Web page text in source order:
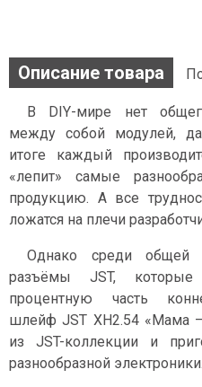
Описание товара
В DIY-мире нет
между собой модулей,
итоге каждый
«лепит» самые
продукцию. А все
ложатся на плечи
Однако среди общей
разъёмы JST, которые
процентную часть
шлейф JST XH2.54 «Мама
из JST-коллекции и
разнообразной электроники.